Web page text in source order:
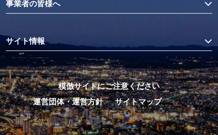
事業者の皆様へ
サイト情報
模倣サイトにご注意ください
運営団体・運営方針
サイトマップ